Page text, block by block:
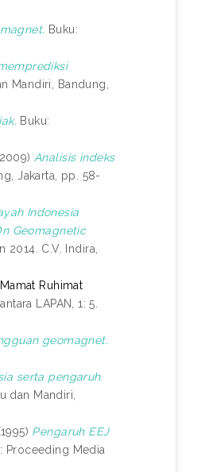
Buku:
Mandiri, Bandung,
Buku:
Analisis indeks
Jakarta, pp. 58-
Indonesia
Geomagnetic
C.V. Indira,
Mamat Ruhimat
LAPAN, 1: 5.
geomagnet.
serta pengaruh
dan Mandiri,
Pengaruh EEJ
Proceeding Media